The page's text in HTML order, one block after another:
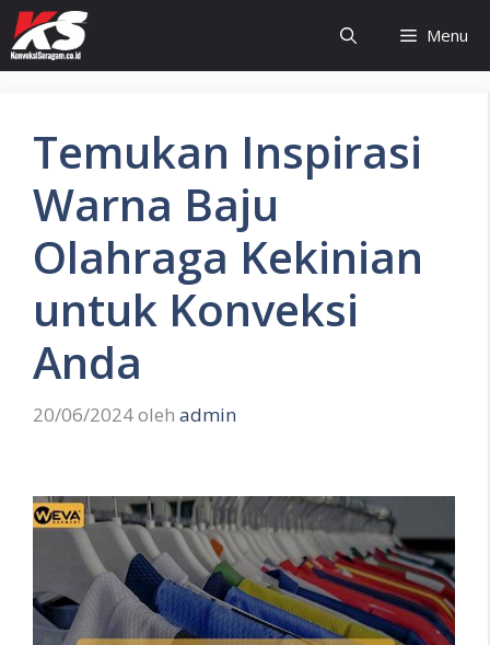
Langsung
ke
isi
Menu
Temukan Inspirasi
Warna Baju
Olahraga Kekinian
untuk Konveksi
Anda
20/06/2024oleh admin